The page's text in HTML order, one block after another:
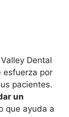
Dental
esfuerza por
pacientes.
un
que ayuda a